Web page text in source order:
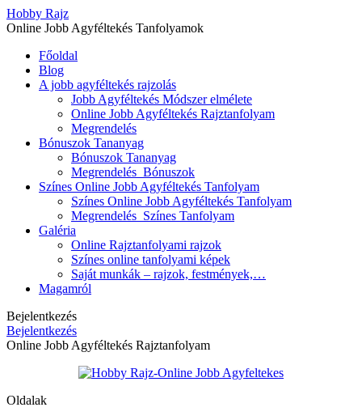
Hobby Rajz
Online Jobb Agyféltekés Tanfolyamok
Főoldal
Blog
A jobb agyféltekés rajzolás
Jobb Agyféltekés Módszer elmélete
Online Jobb Agyféltekés Rajztanfolyam
Megrendelés
Bónuszok Tananyag
Bónuszok Tananyag
Megrendelés_Bónuszok
Színes Online Jobb Agyféltekés Tanfolyam
Színes Online Jobb Agyféltekés Tanfolyam
Megrendelés_Színes Tanfolyam
Galéria
Online Rajztanfolyami rajzok
Színes online tanfolyami képek
Saját munkák – rajzok, festmények,…
Magamról
Bejelentkezés
Bejelentkezés
Online Jobb Agyféltekés Rajztanfolyam
Oldalak